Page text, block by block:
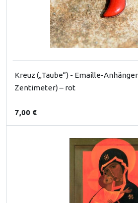
Kreuz („Taube“) - Emaille-
Zentimeter) – rot
7,00 €